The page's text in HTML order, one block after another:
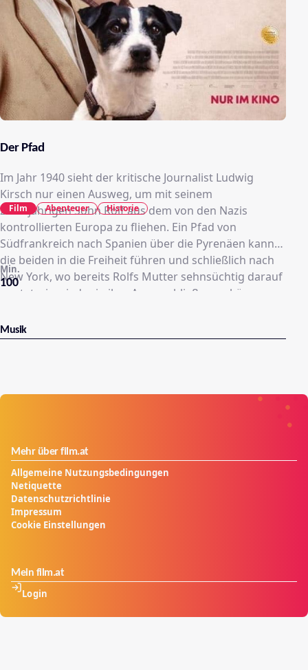
Der Pfad
Im Jahr 1940 sieht der kritische Journalist Ludwig
Kirsch nur einen Ausweg, um mit seinem
zwölfjährigen Sohn Rolf aus dem von den Nazis
kontrollierten Europa zu fliehen. Ein Pfad von
Südfrankreich nach Spanien über die Pyrenäen kann
die beiden in die Freiheit führen und schließlich nach
New York, wo bereits Rolfs Mutter sehnsüchtig darauf
wartet, sie wieder in ihre Arme schließen zu können.
100
Min.
Film Abenteuer Historie
Musik
Mehr über film.at
Allgemeine Nutzungsbedingungen
Netiquette
Datenschutzrichtlinie
Impressum
Cookie Einstellungen
Mein film.at
Login